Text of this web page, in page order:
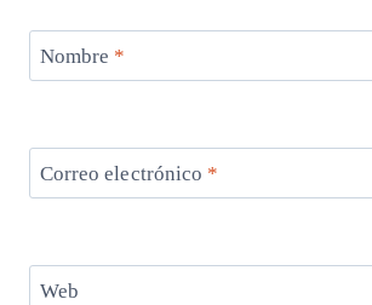
Nombre *
Correo electrónico *
Web